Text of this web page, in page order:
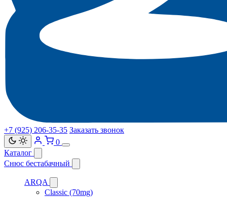
+7 (925) 206‑35‑35 Заказать звонок
0
Каталог
Снюс бестабачный
ARQA
Classic (70mg)